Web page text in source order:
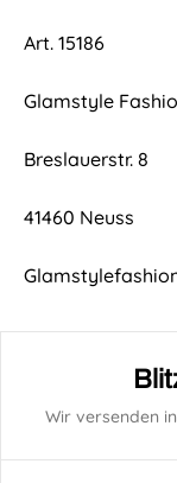
Art. 15186
Glamstyle
Breslauerstr. 8
41460 Neuss
Wir versenden